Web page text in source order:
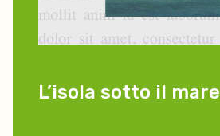
L’isola sotto il mare